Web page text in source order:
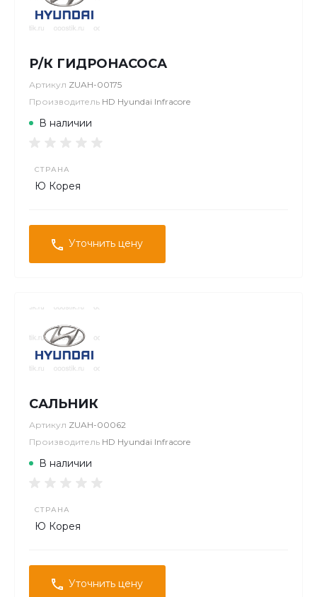
Р/К ГИДРОНАСОСА
Артикул ZUAH-00175
Производитель HD Hyundai Infracore
В наличии
СТРАНА
Ю Корея
Уточнить цену
САЛЬНИК
Артикул ZUAH-00062
Производитель HD Hyundai Infracore
В наличии
СТРАНА
Ю Корея
Уточнить цену